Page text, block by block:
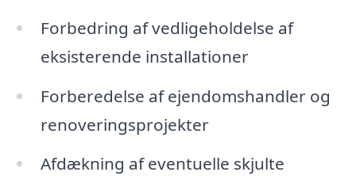
Forbedring af vedligeholdelse af
eksisterende installationer
Forberedelse af ejendomshandler og
renoveringsprojekter
Afdækning af eventuelle skjulte